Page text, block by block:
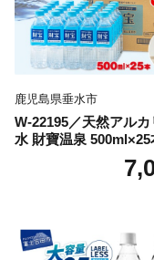
鹿児島県垂水市
W-22195／天然アルカ
水 財寶温泉 500ml×25